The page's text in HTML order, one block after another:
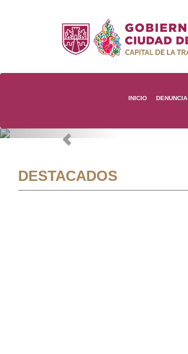
INICIO DENUNCIA
Previous
DESTACADOS